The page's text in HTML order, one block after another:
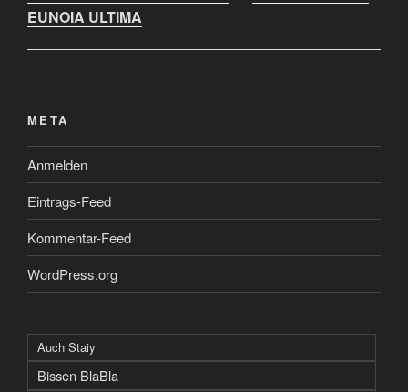
EUNOIA ULTIMA
META
Anmelden
Eintrags-Feed
Kommentar-Feed
WordPress.org
Auch Staiy
Bissen BlaBla